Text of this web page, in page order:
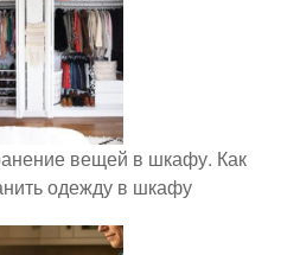
вещей в шкафу. Как
одежду в шкафу